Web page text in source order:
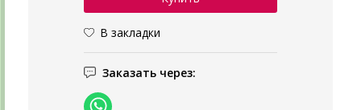
В закладки
Заказать через: